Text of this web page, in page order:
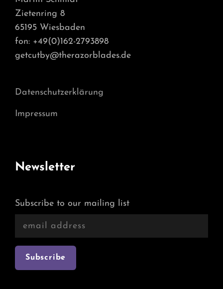
Zietenring 8
65195 Wiesbaden
fon: +49(0)162-2793898
getcutby@therazorblades.de
Datenschutzerklärung
Impressum
Newsletter
Subscribe to our mailing list